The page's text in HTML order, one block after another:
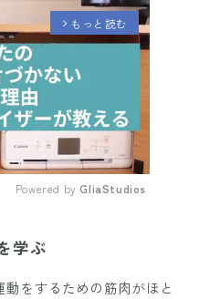
arrow_forward_ios もっと読む
Powered by GliaStudios
学ぶ
をするための筋肉がほと